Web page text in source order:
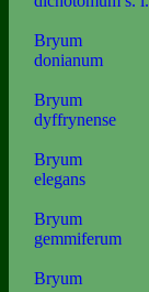
Bryum
donianum
Bryum
dyffrynense
Bryum
elegans
Bryum
gemmiferum
Bryum